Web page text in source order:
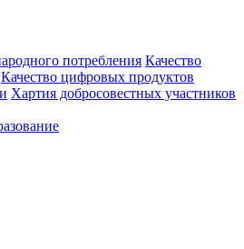
потребления Качество
Качество цифровых продуктов
Хартия добросовестных участников